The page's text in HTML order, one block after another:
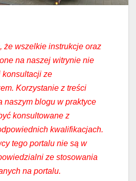
że wszelkie instrukcje oraz
na naszej witrynie nie
konsultacji ze
Korzystanie z treści
naszym blogu w praktyce
konsultowane z
kwalifikacjach.
tego portalu nie są w
ze stosowania
na portalu.